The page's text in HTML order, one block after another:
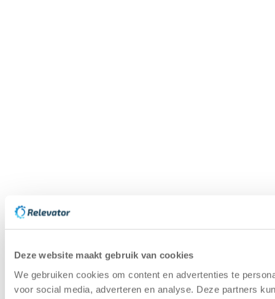
Deze website maakt gebruik van cookies
We gebruiken cookies om content en advertenties te
voor social media, adverteren en analyse. Deze partners